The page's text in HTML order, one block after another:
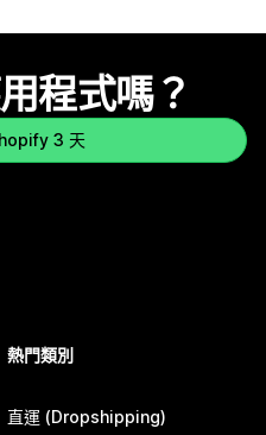
程式嗎？
3 天
熱門類別
直運 (Dropshipping)